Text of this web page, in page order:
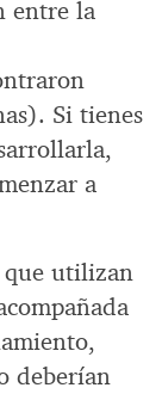
entre la
Si tienes
a
que utilizan
deberían